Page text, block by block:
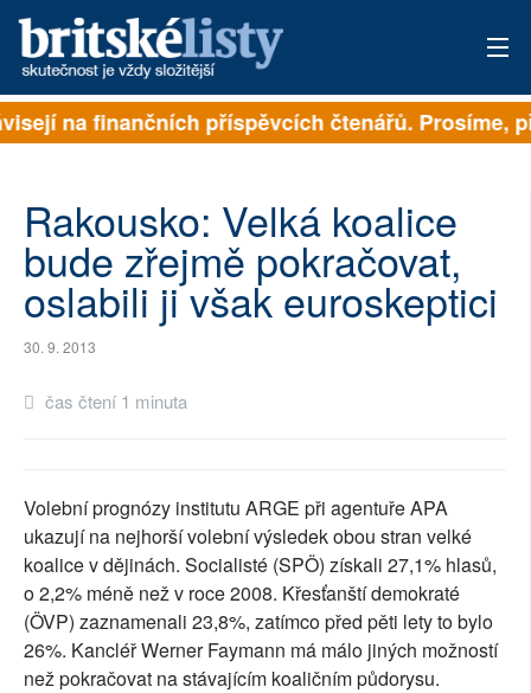
PŘIHLÁSIT
ARCHIV
ROZHOVORY
TÉMATA
NEJČTENĚJŠÍ ZA 7 DNÍ
PŘÍSPĚVKY NA PROVOZ
SOCIÁLNÍ SÍTĚ
RUBRIKY
PLNÁ VERZE STRÁNEK
na finančních příspěvcích čtenářů. Prosíme,
Rakousko: Velká koalice
bude zřejmě pokračovat,
oslabili ji však euroskeptici
30. 9. 2013
čas čtení 1 minuta
Volební prognózy institutu ARGE při agentuře APA
ukazují na nejhorší volební výsledek obou stran velké
koalice v dějinách. Socialisté (SPÖ) získali 27,1% hlasů,
o 2,2% méně než v roce 2008. Křesťanští demokraté
(ÖVP) zaznamenali 23,8%, zatímco před pěti lety to bylo
26%. Kancléř Werner Faymann má málo jiných možností
než pokračovat na stávajícím koaličním půdorysu.